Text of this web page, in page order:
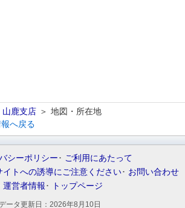
山鹿支店
地図・所在地
へ戻る
シーポリシー
ご利用にあたって
トへの誘導にご注意ください
お問い合わせ
運営者情報
トップページ
ータ更新日： 2026年8月10日